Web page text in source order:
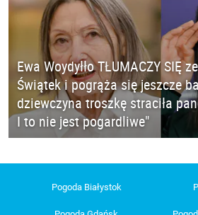
Ewa Woydyłło TŁUMACZY SIĘ
Świątek i pogrąża się jeszcze
dziewczyna troszkę straciła
I to nie jest pogardliwe"
Pogoda Białystok